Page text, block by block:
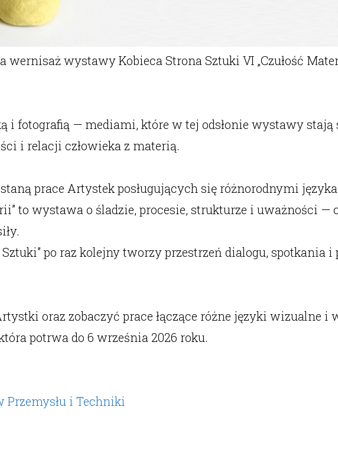
wernisaż wystawy Kobieca Strona Sztuki VI „Czułość
fotografią — mediami, które w tej odsłonie wystawy stają
i relacji człowieka z materią.
prace Artystek posługujących się różnorodnymi
to wystawa o śladzie, procesie, strukturze i uważności —
po raz kolejny tworzy przestrzeń dialogu, spotkania
oraz zobaczyć prace łączące różne języki wizualne
potrwa do 6 września 2026 roku.
Przemysłu i Techniki